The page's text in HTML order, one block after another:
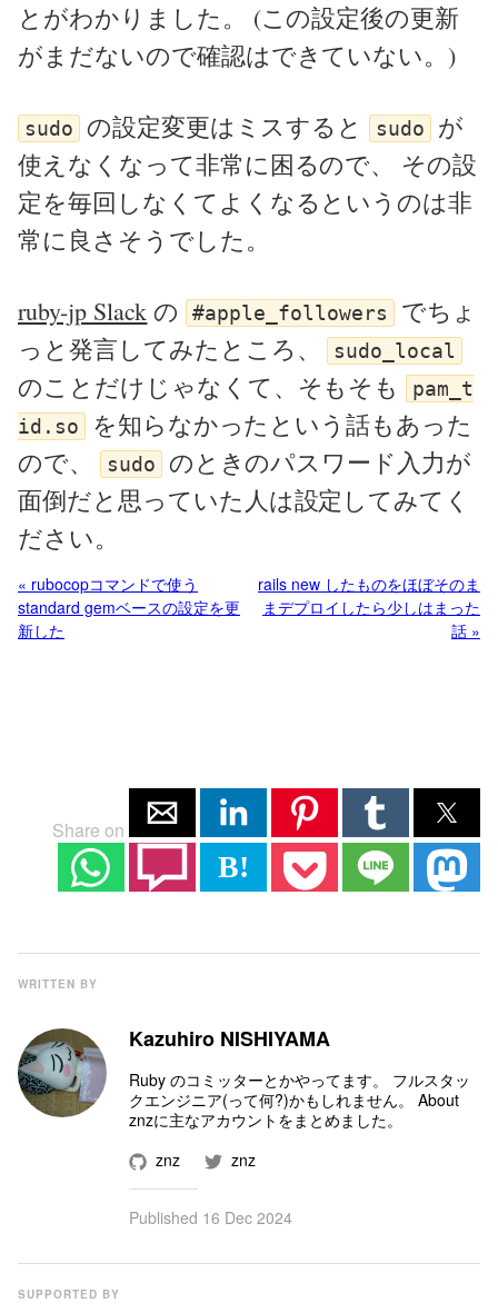
とがわかりました。 (この設定後の更新
がまだないので確認はできていない。)
sudo の設定変更はミスすると sudo
が
使えなくなって非常に困るので、 その設
定を毎回しなくてよくなるというのは非
常に良さそうでした。
ruby-jp Slack の #apple_followers でちょ
っと発言してみたところ、 sudo_local
のことだけじゃなくて、そもそも pam_t
id.so を知らなかったという話もあった
ので、
sudo のときのパスワード入力が
面倒だと思っていた人は設定してみてく
ださい。
« rubocopコマンドで使う
standard gemベースの設定を更
新した
rails new したものをほぼそのま
まデプロイしたら少しはまった
話 »
Share on
B!
WRITTEN BY
Kazuhiro NISHIYAMA
Ruby のコミッターとかやってます。 フルスタッ
クエンジニア(って何?)かもしれません。 About
znzに主なアカウントをまとめました。
znz
znz
Published 16 Dec 2024
SUPPORTED BY